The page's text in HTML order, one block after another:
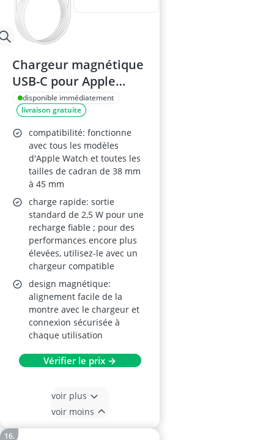
Chargeur magnétique
USB-C pour Apple
Watch – câble de 2 m,
compatible Series 2,
SE et Ultra
disponible immédiatement
livraison gratuite
compatibilité: fonctionne
avec tous les modèles
d'Apple Watch et toutes les
tailles de cadran de 38 mm
à 45 mm
charge rapide: sortie
standard de 2,5 W pour une
recharge fiable ; pour des
performances encore plus
élevées, utilisez-le avec un
chargeur compatible
design magnétique:
alignement facile de la
montre avec le chargeur et
connexion sécurisée à
chaque utilisation
Vérifier le prix →
voir plus
voir moins